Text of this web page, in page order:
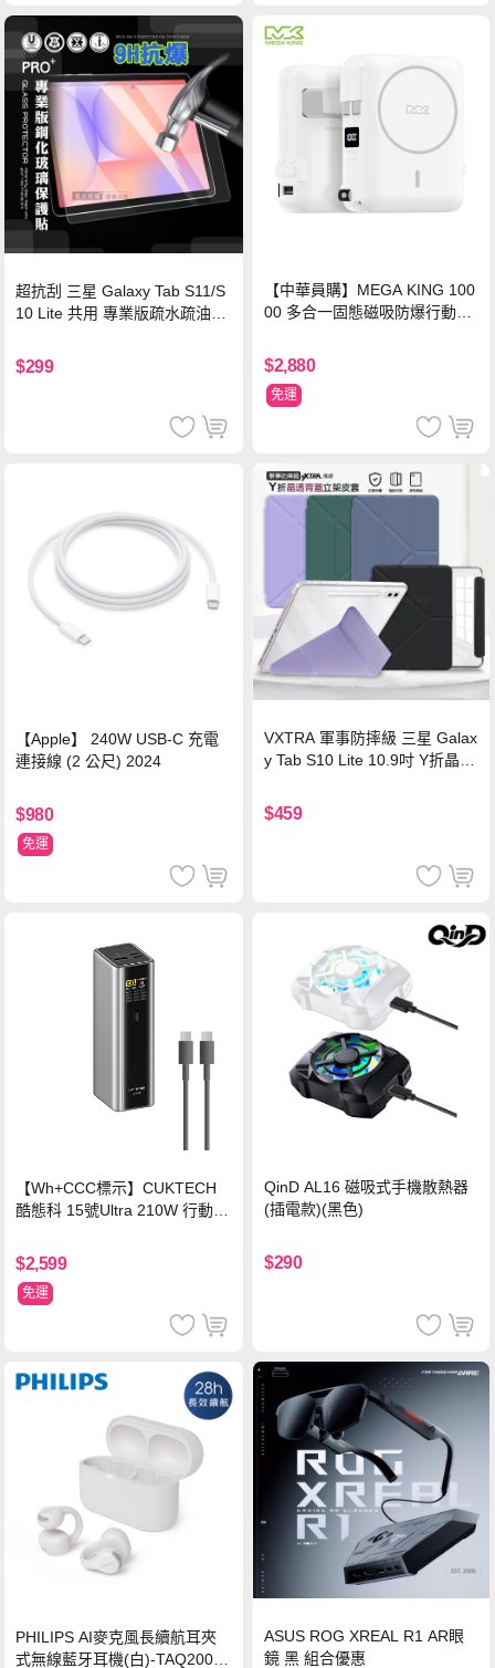
超抗刮 三星 Galaxy Tab S11/S
10 Lite 共用 專業版疏水疏油9H
$299
【中華員購】MEGA KING 100
00 多合一固態磁吸防爆行動電
$2,880
免運
【Apple】 240W USB-C 充電
連接線 (2 公尺) 2024
$980
免運
VXTRA 軍事防摔級 三星 Galax
y Tab S10 Lite 10.9吋 Y折晶透
$459
【Wh+CCC標示】CUKTECH
酷態科 15號Ultra 210W 行動電
$2,599
免運
QinD AL16 磁吸式手機散熱器
(插電款)(黑色)
$290
PHILIPS AI麥克風長續航耳夾
式無線藍牙耳機(白)-TAQ2000
ASUS ROG XREAL R1 AR眼
鏡 黑 組合優惠